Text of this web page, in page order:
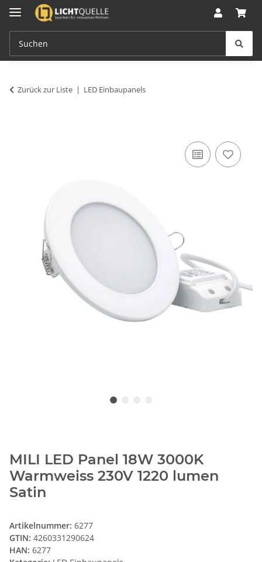
Zurück zur Liste LED Einbaupanels
MILI LED Panel 18W 3000K
Warmweiss 230V 1220 lumen
Satin
Artikelnummer: 6277
GTIN: 4260331290624
HAN: 6277